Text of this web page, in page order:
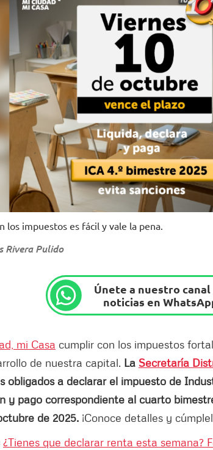
los impuestos es fácil y vale la pena.
Rivera Pulido
Únete a nuestro canal
noticias en
mi Casa cumplir con los impuestos
de nuestra capital. La Secretaría
obligados a declarar el impuesto de
y pago correspondiente al cuarto
de 2025. ¡Conoce detalles y
¿Tienes que declarar renta esta semana?